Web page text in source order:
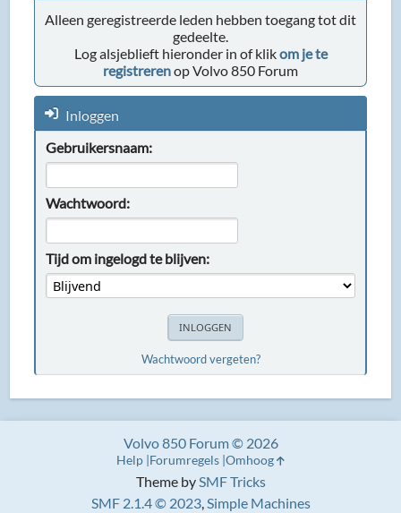
Alleen geregistreerde leden hebben toegang tot dit
gedeelte.
Log alsjeblieft hieronder in of klikom je te
registrerenop Volvo 850 Forum
Inloggen
Gebruikersnaam:
Wachtwoord:
Tijd om ingelogd te blijven:
Wachtwoord vergeten?
Theme bySMF Tricks
SMF 2.1.4 © 2023,Simple Machines
Volvo 850 Forum © 2026
Help Forumregels Omhoog